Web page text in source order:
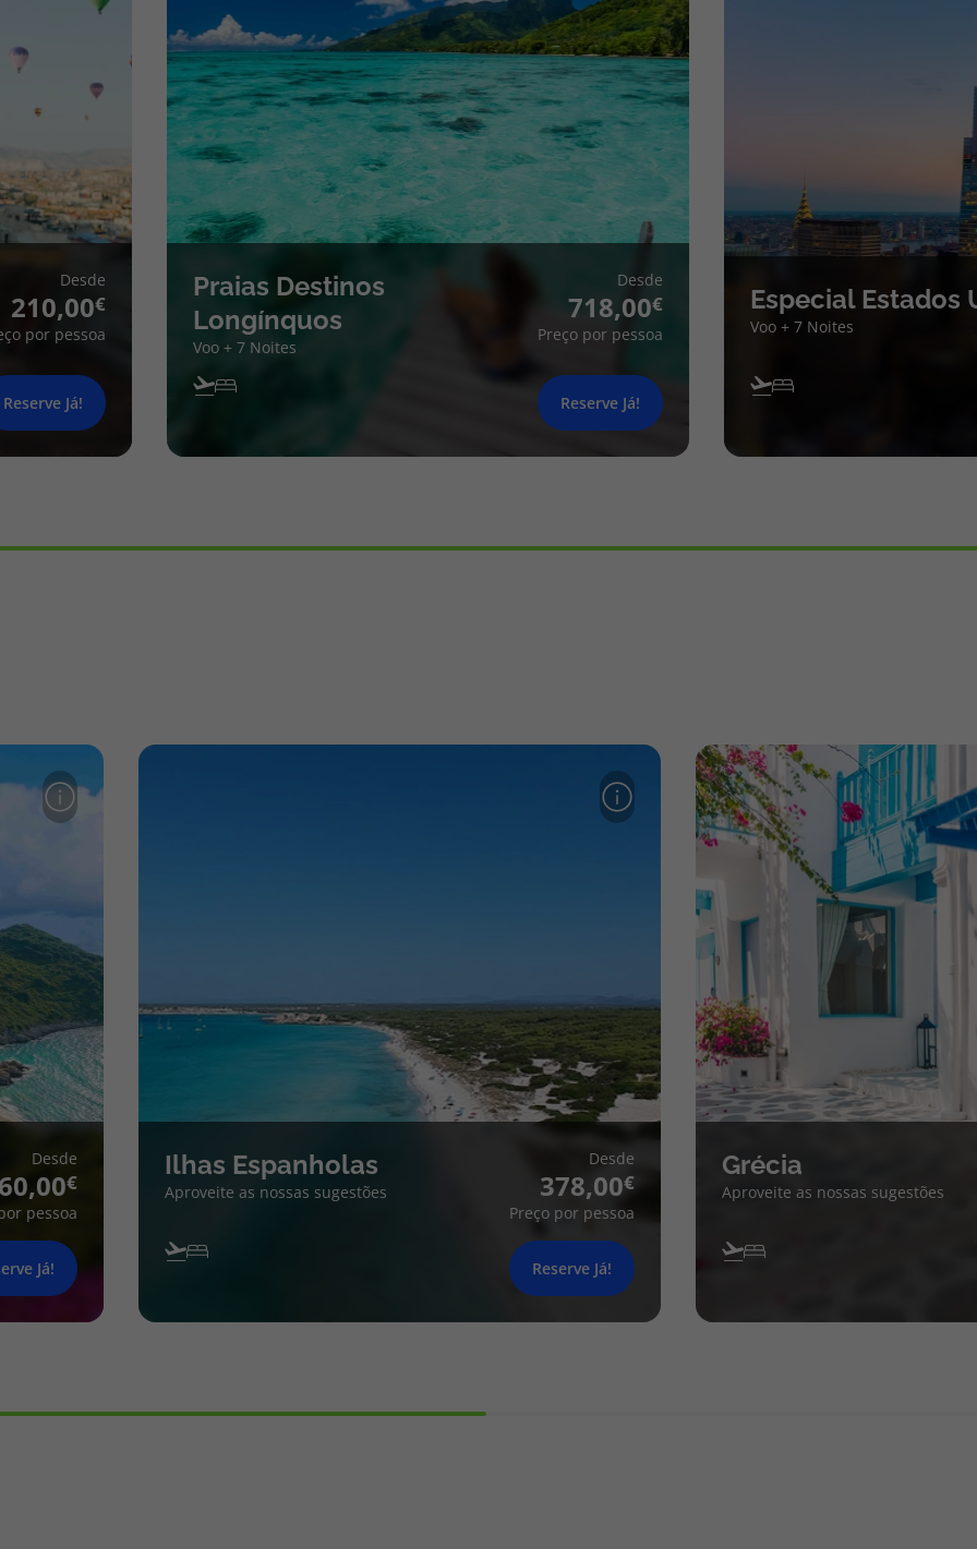
Desde
210,00
por pessoa
Reserve Já!
Praias Destinos
Longínquos
Voo + 7 Noites
Desde
718,00
Preço por pessoa
Reserve Já!
Especial Estados
Voo + 7 Noites
Desde
pessoa
Já!
Ilhas Espanholas
Aproveite as nossas sugestões
Desde
378,00
Preço por pessoa
Reserve Já!
Grécia
Aproveite as nossas sugestões